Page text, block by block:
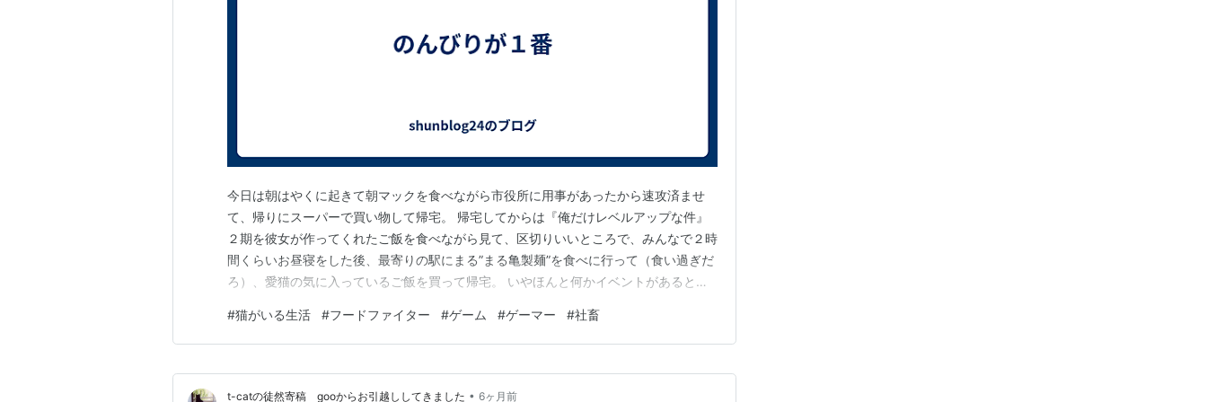
今日は朝はやくに起きて朝マックを食べながら市役所に用事があったから速攻済ませ
て、帰りにスーパーで買い物して帰宅。 帰宅してからは『俺だけレベルアップな件』
２期を彼女が作ってくれたご飯を食べながら見て、区切りいいところで、みんなで２時
間くらいお昼寝をした後、最寄りの駅にまる”まる亀製麺”を食べに行って（食い過ぎだ
ろ）、愛猫の気に入っているご飯を買って帰宅。 いやほんと何かイベントがあるとか
間が何よりも大好物。 もちろん出かけるのも好きなんだけど、人混みだったり、雑音
だったり、で消耗してしまうから休日はこんなのんびりした…
#猫がいる生活 #フードファイター #ゲーム #ゲーマー #社畜
t-catの徒然寄稿 gooからお引越ししてきました • 6ヶ月前